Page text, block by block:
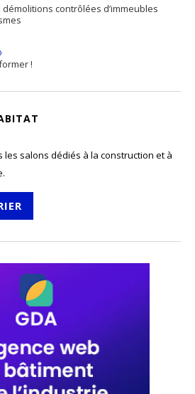
contrôlées d’immeubles
!
les salons dédiés à la construction et à